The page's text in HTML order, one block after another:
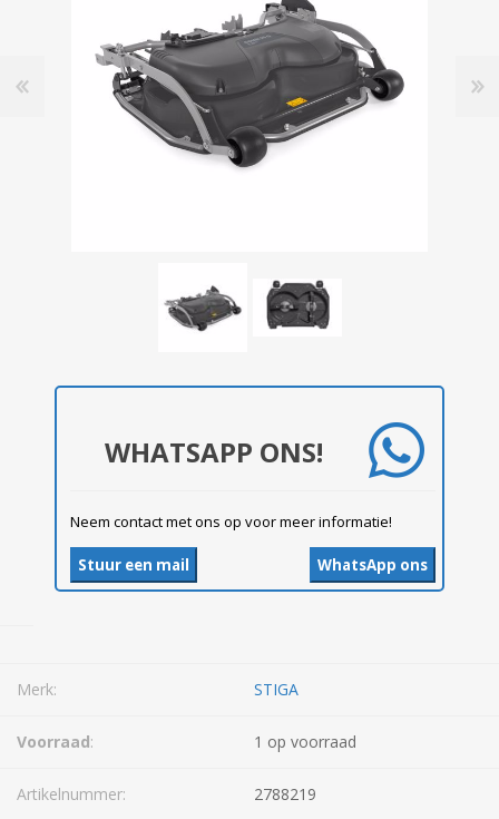
WHATSAPP ONS!
Neem contact met ons op voor meer informatie!
WhatsApp ons
Stuur een mail
Merk: STIGA
Voorraad: 1 op voorraad
Artikelnummer: 2788219